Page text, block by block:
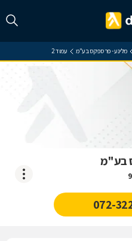
מלינע - פרספקס בע"מ עמוד 2
בע"מ
072-